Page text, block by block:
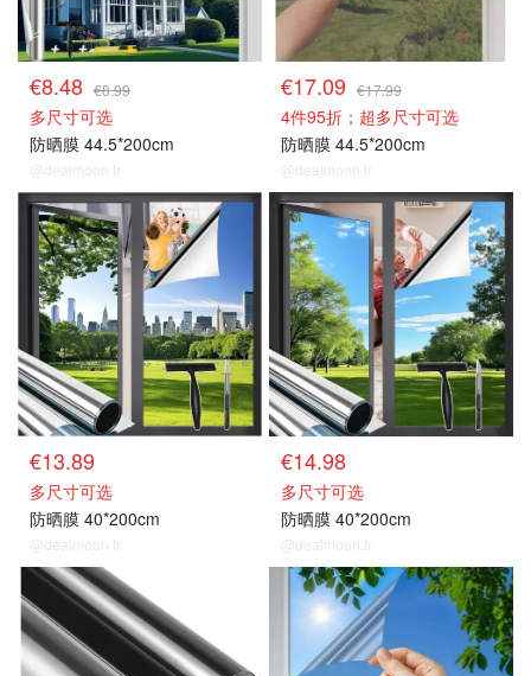
€8.48 €8.99
多尺寸可选
防晒膜 44.5*200cm
@dealmoon.fr
€17.09 €17.99
4件95折；超多尺寸可选
防晒膜 44.5*200cm
@dealmoon.fr
隔热膜/防晒膜
€13.89
多尺寸可选
防晒膜 40*200cm
@dealmoon.fr
隔热膜/防晒膜
€14.98
多尺寸可选
防晒膜 40*200cm
@dealmoon.fr
隔热膜/防晒膜 隔热膜/防晒膜